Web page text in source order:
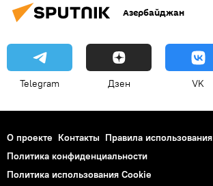
Азербайджан
Telegram Дзен VK
О проекте Контакты Правила использования
Политика конфиденциальности
Политика использования Cookie